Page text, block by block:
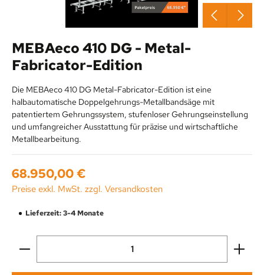
MEBAeco 410 DG - Metal-
Fabricator-Edition
Die MEBAeco 410 DG Metal-Fabricator-Edition ist eine
halbautomatische Doppelgehrungs-Metallbandsäge mit
patentiertem Gehrungssystem, stufenloser Gehrungseinstellung
und umfangreicher Ausstattung für präzise und wirtschaftliche
Metallbearbeitung.
Regulärer Preis:
68.950,00 €
Preise exkl. MwSt. zzgl. Versandkosten
Lieferzeit: 3-4 Monate
Produkt Anzahl: Gib den gewünschten Wert ein